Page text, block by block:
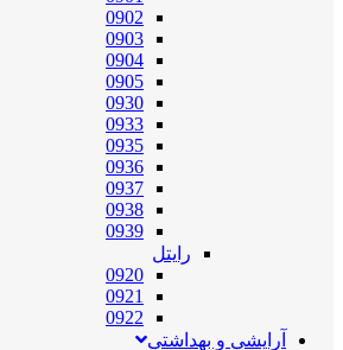
0902
0903
0904
0905
0930
0933
0935
0936
0937
0938
0939
رایتل
0920
0921
0922
آرایشی و بهداشتی